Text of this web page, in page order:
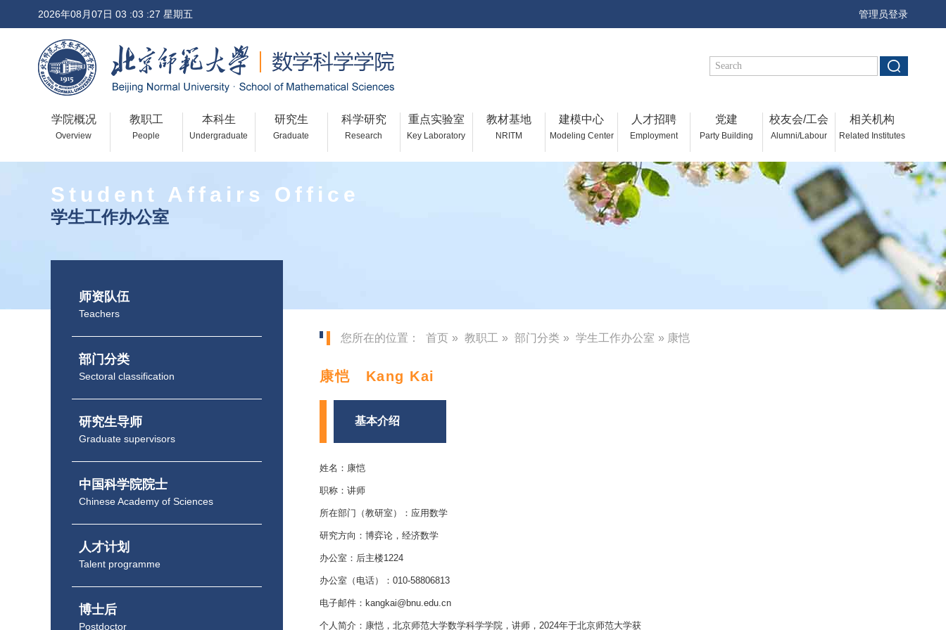
2026年08月07日 03 :03 :27 星期五 管理员登录
学院概况
Overview
教职工
People
本科生
Undergraduate
研究生
Graduate
科学研究
Research
重点实验室
Key Laboratory
教材基地
NRITM
建模中心
Modeling Center
人才招聘
Employment
党建
Party Building
校友会/工会
Alumni/Labour
相关机构
Related Institutes
Student Affairs Office
学生工作办公室
师资队伍
Teachers
部门分类
Sectoral classification
研究生导师
Graduate supervisors
中国科学院院士
Chinese Academy of Sciences
人才计划
Talent programme
博士后
Postdoctor
您所在的位置： 首页 » 教职工 » 部门分类 » 学生工作办公室 » 康恺
康恺 Kang Kai
基本介绍
姓名 ：康恺
职称：讲师
所在部门（教研室）：应用数学
研究方向：博弈论，经济数学
办公室：后主楼1224
办公室（电话）：010-58806813
电子邮件：kangkai@bnu.edu.cn
个人简介：康恺，北京师范大学数学科学学院，讲师，2024年于北京师范大学获